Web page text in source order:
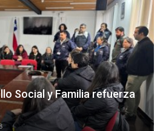
Social y Familia refuerza